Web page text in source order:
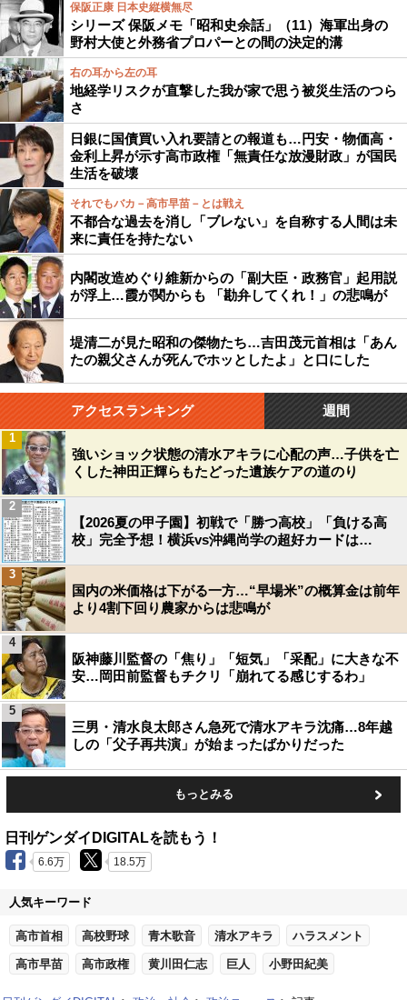
保阪正康 日本史縦横無尽
シリーズ 保阪メモ「昭和史余話」（11）海軍出身の
野村大使と外務省プロパーとの間の決定的溝
右の耳から左の耳
地経学リスクが直撃した我が家で思う被災生活のつら
さ
日銀に国債買い入れ要請との報道も…円安・物価高・
金利上昇が示す高市政権「無責任な放漫財政」が国民
生活を破壊
それでもバカ－高市早苗－とは戦え
不都合な過去を消し「ブレない」を自称する人間は未
来に責任を持たない
内閣改造めぐり維新からの「副大臣・政務官」起用説
が浮上…霞が関からも 「勘弁してくれ！」の悲鳴が
堤清二が見た昭和の傑物たち…吉田茂元首相は「あん
たの親父さんが死んでホッとしたよ」と口にした
アクセスランキング 週間
強いショック状態の清水アキラに心配の声…子供を亡
くした神田正輝らもたどった遺族ケアの道のり
1
【2026夏の甲子園】初戦で「勝つ高校」「負ける高
校」完全予想！横浜vs沖縄尚学の超好カードは…
2
国内の米価格は下がる一方…“早場米”の概算金は前年
より4割下回り農家からは悲鳴が
3
阪神藤川監督の「焦り」「短気」「采配」に大きな不
安…岡田前監督もチクリ「崩れてる感じするわ」
4
三男・清水良太郎さん急死で清水アキラ沈痛…8年越
しの「父子再共演」が始まったばかりだった
5
もっとみる
日刊ゲンダイDIGITALを読もう！
6.6万 18.5万
人気キーワード
高市首相 高校野球 青木歌音 清水アキラ ハラスメント
高市早苗 高市政権 黄川田仁志 巨人 小野田紀美